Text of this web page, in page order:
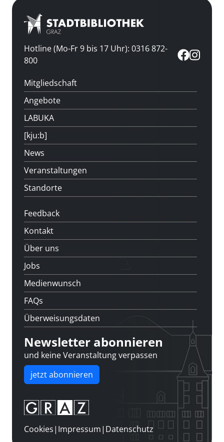
Hotline (Mo-Fr 9 bis 17 Uhr): 0316 872-
800
Mitgliedschaft
Angebote
LABUKA
[kju:b]
News
Veranstaltungen
Standorte
Feedback
Kontakt
Über uns
Jobs
Medienwunsch
FAQs
Überweisungsdaten
Newsletter abonnieren
und keine Veranstaltung verpassen
jetzt abonnieren
Cookies| Impressum| Datenschutz